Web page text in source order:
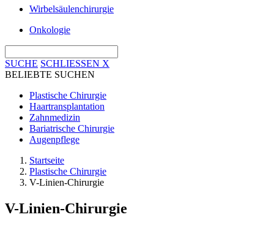
Wirbelsäulenchirurgie
Onkologie
SUCHE SCHLIESSEN X
BELIEBTE SUCHEN
Plastische Chirurgie
Haartransplantation
Zahnmedizin
Bariatrische Chirurgie
Augenpflege
Startseite
Plastische Chirurgie
V-Linien-Chirurgie
V-Linien-Chirurgie